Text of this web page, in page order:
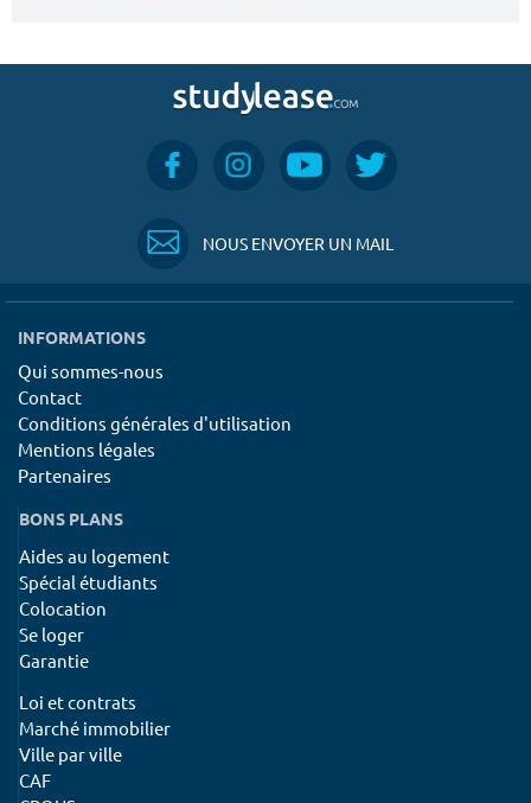
NOUS ENVOYER UN MAIL
INFORMATIONS
Qui sommes-nous
Contact
Conditions générales d'utilisation
Mentions légales
Partenaires
BONS PLANS
Aides au logement
Spécial étudiants
Colocation
Se loger
Garantie
Loi et contrats
Marché immobilier
Ville par ville
CAF